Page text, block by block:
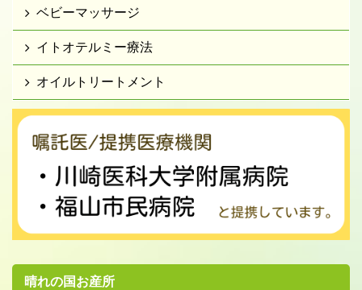
ベビーマッサージ
イトオテルミー療法
オイルトリートメント
晴れの国お産所